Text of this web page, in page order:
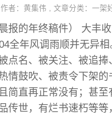
者：黄集伟 ,文章分类：一架
晨报的年终稿件） 大丰
全年风调雨顺并无异
点名、被关注、被追捧
情鼓吹、被责令下架的
简直再正常没有；甚至
传世，有烂书速朽等等